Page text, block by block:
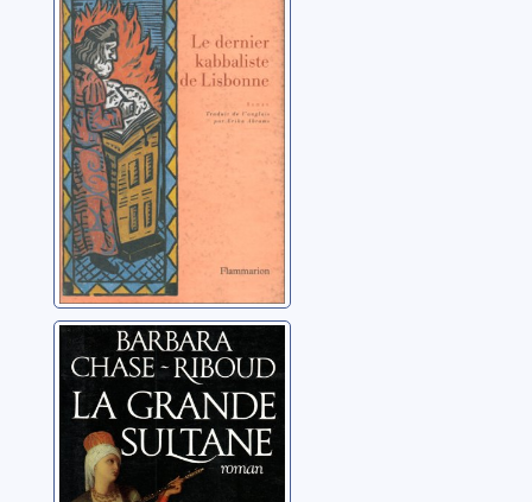
kabbaliste de
Lisbonne: roman
Zimler, Richard
La grande
sultane: roman
Chase-Riboud, Barbara